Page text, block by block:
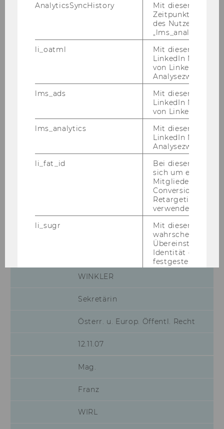
Angestellte
Competence Center for CEE
01.11.07
Philipp
TÜRTSCHER
Entrepreneurship und Innovation
WINKLER
Sekretärin
Österr. u. Europ. Öffentl. Recht
12.11.07
Mag.
Franz
WIRL
AnalyticsSyncHistory
Mit diesem
Zeitpunkt der
des Nutzers mit
„lms_analytics“
li_oatml
Mit diesem
LinkedIn
von LinkedIn zu
Analysezwecke
lms_ads
Mit diesem
LinkedIn
von LinkedIn
lms_analytics
Mit diesem
LinkedIn
Analysezwecken
li_fat_id
Bei diesem
sich um eine
Conversion-
Retargeting und
verwendet wird.
li_sugr
Mit diesem
Identität eines
festgestellt.
LinkedIn Mitglied
BizographicsOptOut